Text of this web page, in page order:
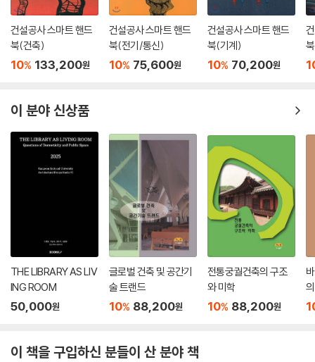
건설공사 스마트 핸드
북(건축)
10% 133,200원
건설공사 스마트 핸드
북(전기/통신)
10% 75,600원
건설공사 스마트 핸드
북(기계)
10% 70,200원
이 분야 신상품
THE LIBRARY AS LIV
ING ROOM
50,000원
글로벌 건축 및 공간기
술 트랜드
10% 88,200원
전통궁궐건축의 구조
와 미학
10% 88,200원
이 책을 구입하신 분들이 산 분야 책